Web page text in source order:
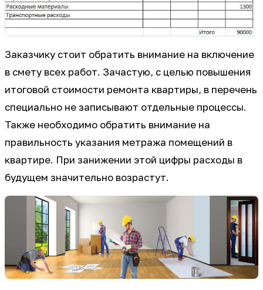
Заказчику стоит обратить внимание на включение
в смету всех работ. Зачастую, с целью повышения
итоговой стоимости ремонта квартиры, в перечень
специально не записывают отдельные процессы.
Также необходимо обратить внимание на
правильность указания метража помещений в
квартире. При занижении этой цифры расходы в
будущем значительно возрастут.